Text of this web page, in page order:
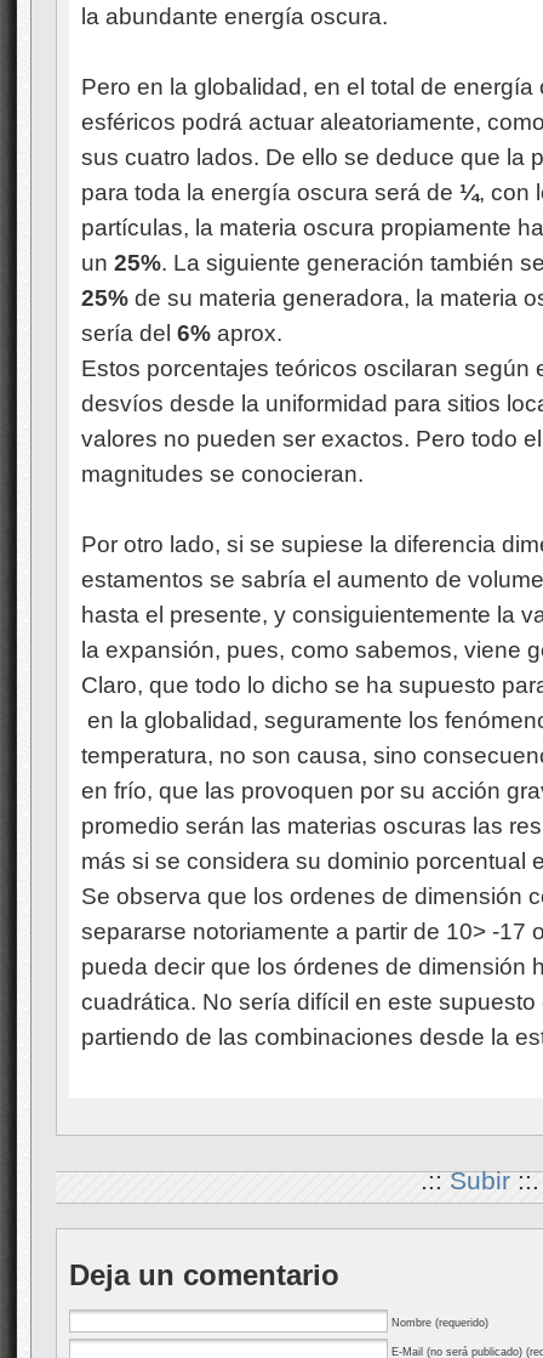
la abundante energía oscura.
Pero en la globalidad, en el total de
esféricos podrá actuar aleatoriamente,
sus cuatro lados. De ello se deduce que la
para toda la energía oscura será de ¼, con
partículas, la materia oscura propiamente
un 25%. La siguiente generación también
25% de su materia generadora, la materia
sería del 6% aprox.
Estos porcentajes teóricos oscilaran según
desvíos desde la uniformidad para sitios
valores no pueden ser exactos. Pero todo
magnitudes se conocieran.
Por otro lado, si se supiese la diferencia
estamentos se sabría el aumento de
hasta el presente, y consiguientemente la
la expansión, pues, como sabemos, viene
Claro, que todo lo dicho se ha supuesto
en la globalidad, seguramente los
temperatura, no son causa, sino
en frío, que las provoquen por su acción
promedio serán las materias oscuras las
más si se considera su dominio porcentual
Se observa que los ordenes de dimensión
separarse notoriamente a partir de 10> -17
pueda decir que los órdenes de dimensión
cuadrática. No sería difícil en este
partiendo de las combinaciones desde la
.::Subir::.
Deja un comentario
Nombre (requerido)
E-Mail (no será publicado)